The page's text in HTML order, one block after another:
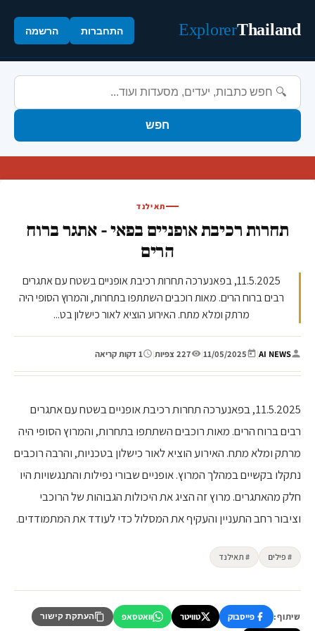
Thailand
Explorer התחברות הרשמה
חפש
תאילנד
תחרות רכיבת אופניים בפאי - אתגר ברוח
הרים
11.5.2025, בפאנערכה תחרות רכיבת אופניים בשטח עם אתגרים
רבים ברוח הרים. מאות רוכבים השתתפו בתחרות, והמרוץ הסופי היה
מרתק ומלא מתח. האירוע הוציא לאור כישלון בט...
AI NEWS
|
11/05/2025
| 227 צפיות | 1 דקות קריאה
11.5.2025, בפאנערכה תחרות רכיבת אופניים בשטח עם אתגרים
רבים ברוח הרים. מאות רוכבים השתתפו בתחרות, והמרוץ הסופי היה
מרתק ומלא מתח. האירוע הוציא לאור כישלון בטכניות, והרבה רוכבים
נתקלו בקשיים במהלך המרוץ. אופניים שבורי נפילות והתנגשויות היו
חלק מהאתגרים. מרוץ זה הציג את היכולות הגבוהות של הרוכבי
וציבור רחב התעניין והעקיף את המסלול כדי לעודד את המתמודדים.
# פילים # תאילנד
שיתוף: פייסבוק טוויטר וואטסאפ העתקת קישור